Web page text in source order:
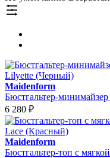
Maidenform
Бюстгальтер-
6 280 ₽
Maidenform
Бюстгальтер-топ с